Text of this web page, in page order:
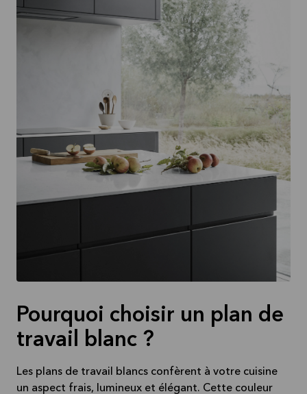
Pourquoi choisir un plan de
travail blanc ?
Les plans de travail blancs confèrent à votre cuisine
un aspect frais, lumineux et élégant. Cette couleur